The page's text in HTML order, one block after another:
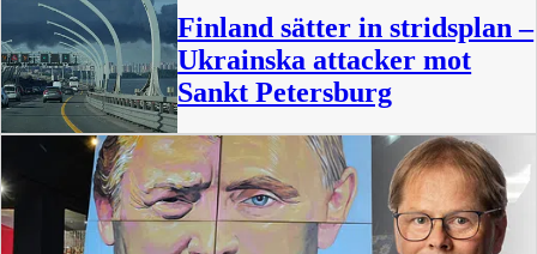
Finland sätter in stridsplan –
Ukrainska attacker mot
Sankt Petersburg